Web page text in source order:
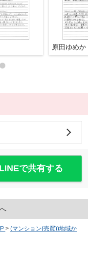
原田ゆめか
LINEで共有する
> (マンション(売買))地域か